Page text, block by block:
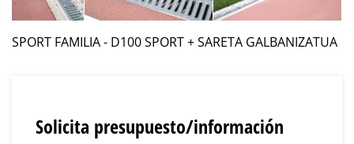
SPORT FAMILIA - D100 SPORT + SARETA GALBANIZATUA
Solicita presupuesto/información